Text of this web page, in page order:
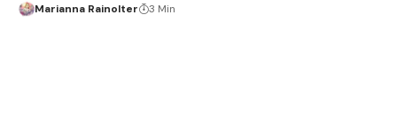
Marianna Rainolter 3 Min